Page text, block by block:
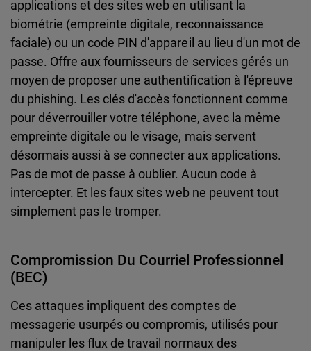
applications et des sites web en utilisant la
biométrie (empreinte digitale, reconnaissance
faciale) ou un code PIN d'appareil au lieu d'un mot de
passe. Offre aux fournisseurs de services gérés un
moyen de proposer une authentification à l'épreuve
du phishing. Les clés d'accès fonctionnent comme
pour déverrouiller votre téléphone, avec la même
empreinte digitale ou le visage, mais servent
désormais aussi à se connecter aux applications.
Pas de mot de passe à oublier. Aucun code à
intercepter. Et les faux sites web ne peuvent tout
simplement pas le tromper.
Compromission Du Courriel Professionnel
(BEC)
Ces attaques impliquent des comptes de
messagerie usurpés ou compromis, utilisés pour
manipuler les flux de travail normaux des